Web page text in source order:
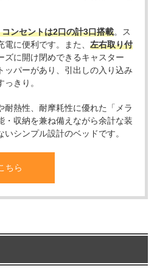
ンセントは2口の計3口搭載。ス
に便利です。また、 左右取り付
ズに開け閉めできるキャスター
ッパーがあり、引出しの入り込み
きり。
耐熱性、耐摩耗性に優れた「メラ
・収納を兼ね備えながら余計な装
シンプル設計のベッドです。
ちら